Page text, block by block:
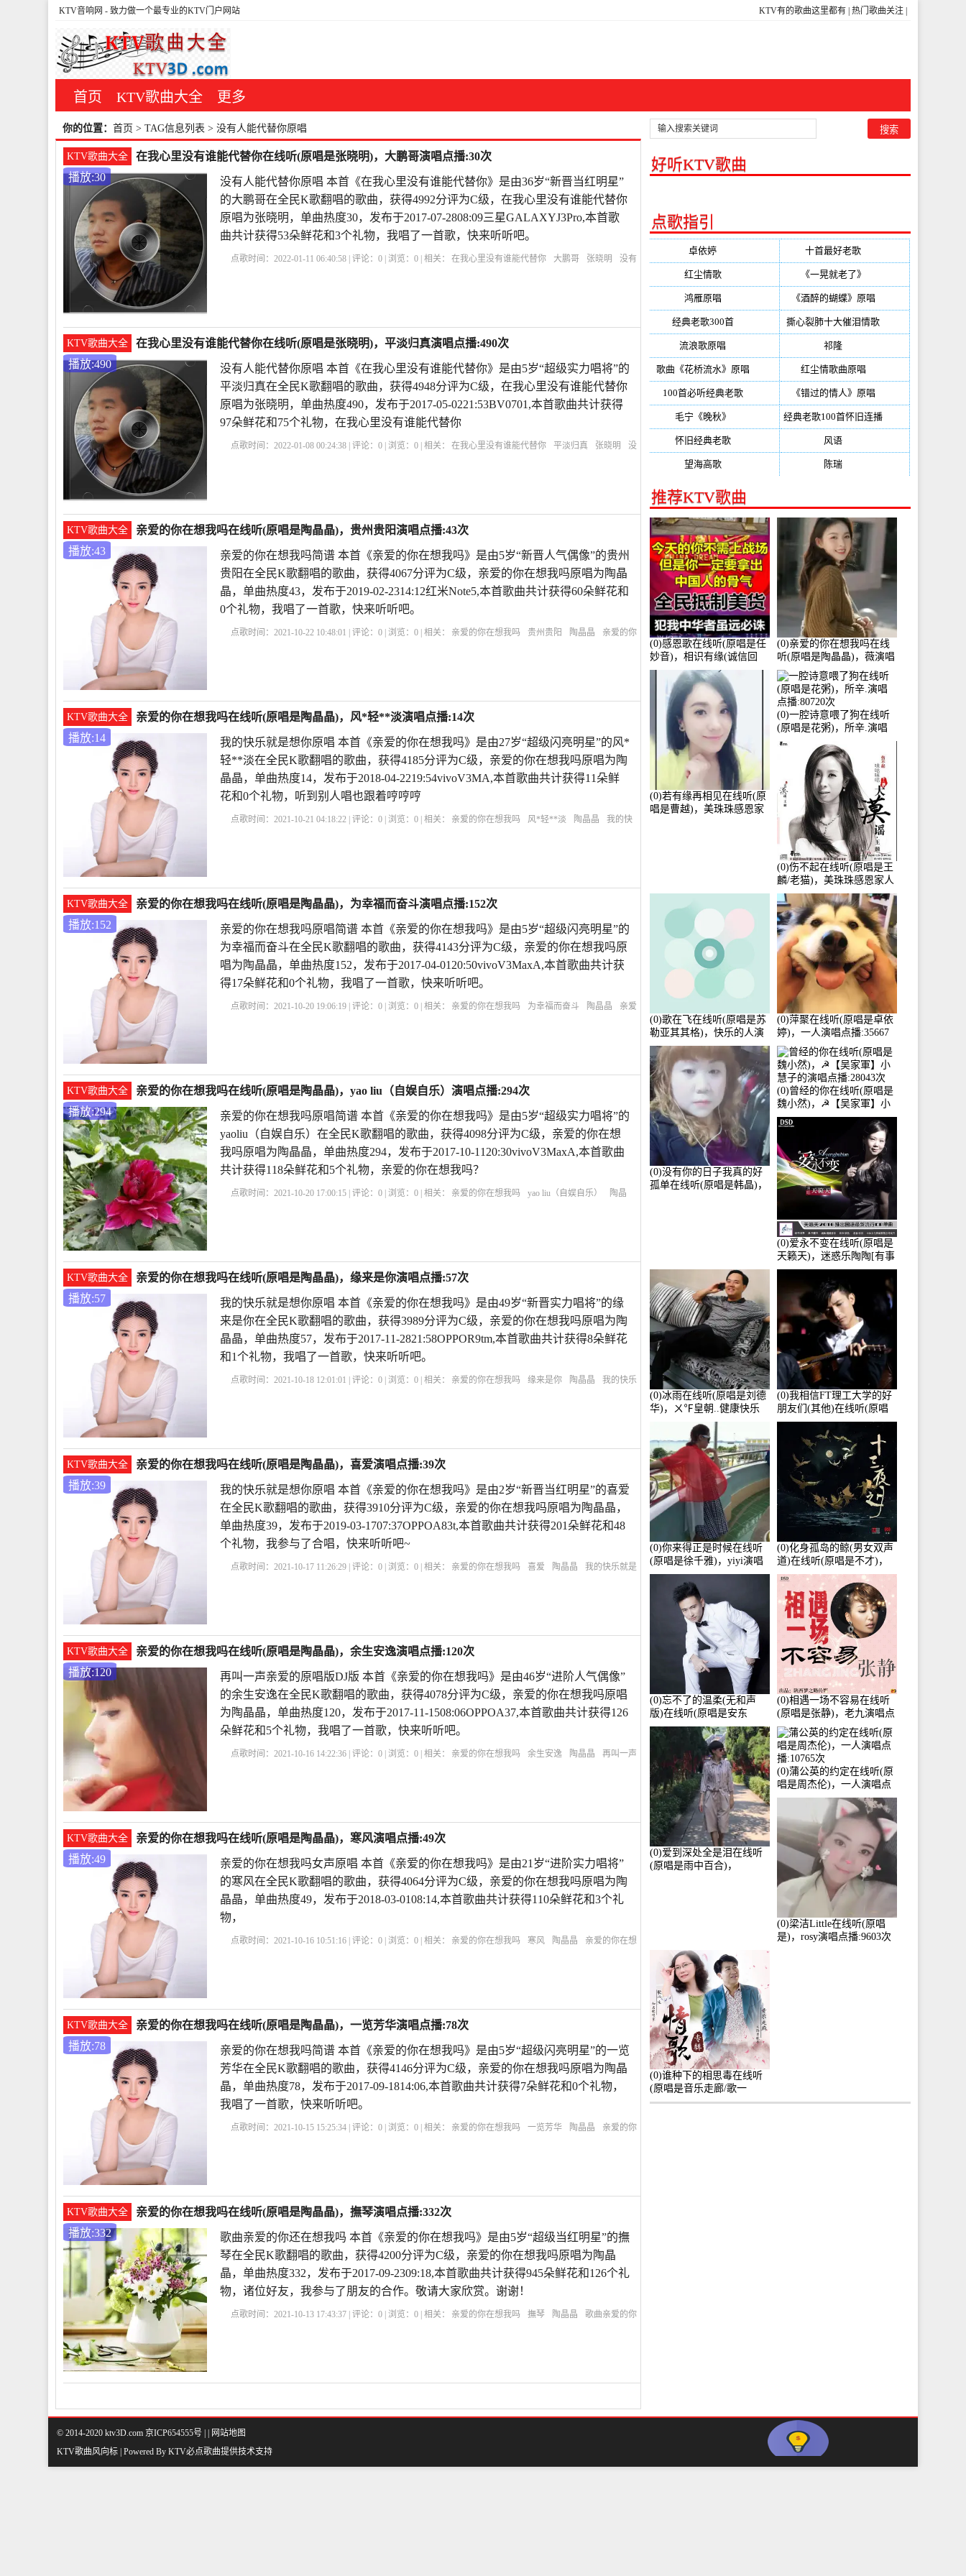
KTV有的歌曲这里都有 热门歌曲关注
KTV音响网 - 致力做一个最专业的KTV门户网站
首页 KTV歌曲大全 更多
你的位置： 首页 > TAG信息列表 > 没有人能代替你原唱
KTV歌曲大全
在我心里没有谁能代替你在线听(原唱是张晓明)，大鹏哥演唱点播:30次
播放:30
没有人能代替你原唱 本首《在我心里没有谁能代替你》是由36岁“新晋当红明星”
的大鹏哥在全民K歌翻唱的歌曲，获得4992分评为C级，在我心里没有谁能代替你
原唱为张晓明，单曲热度30，发布于2017-07-2808:09三星GALAXYJ3Pro,本首歌
曲共计获得53朵鲜花和3个礼物，我唱了一首歌，快来听听吧。
点歌时间：2022-01-11 06:40:58 | 评论：0 | 浏览：0 | 相关： 在我心里没有谁能代替你 大鹏哥 张晓明
没有
KTV歌曲大全
在我心里没有谁能代替你在线听(原唱是张晓明)，平淡归真演唱点播:490次
播放:490
没有人能代替你原唱 本首《在我心里没有谁能代替你》是由5岁“超级实力唱将”的
平淡归真在全民K歌翻唱的歌曲，获得4948分评为C级，在我心里没有谁能代替你
原唱为张晓明，单曲热度490，发布于2017-05-0221:53BV0701,本首歌曲共计获得
97朵鲜花和75个礼物，在我心里没有谁能代替你
点歌时间：2022-01-08 00:24:38 | 评论：0 | 浏览：0 | 相关： 在我心里没有谁能代替你 平淡归真 张晓明
没
KTV歌曲大全
亲爱的你在想我吗在线听(原唱是陶晶晶)，贵州贵阳演唱点播:43次
播放:43
亲爱的你在想我吗简谱 本首《亲爱的你在想我吗》是由5岁“新晋人气偶像”的贵州
贵阳在全民K歌翻唱的歌曲，获得4067分评为C级，亲爱的你在想我吗原唱为陶晶
晶，单曲热度43，发布于2019-02-2314:12红米Note5,本首歌曲共计获得60朵鲜花和
0个礼物，我唱了一首歌，快来听听吧。
点歌时间：2021-10-22 10:48:01 | 评论：0 | 浏览：0 | 相关： 亲爱的你在想我吗 贵州贵阳 陶晶晶
亲爱的你
KTV歌曲大全
亲爱的你在想我吗在线听(原唱是陶晶晶)，风*轻**淡演唱点播:14次
播放:14
我的快乐就是想你原唱 本首《亲爱的你在想我吗》是由27岁“超级闪亮明星”的风*
轻**淡在全民K歌翻唱的歌曲，获得4185分评为C级，亲爱的你在想我吗原唱为陶
晶晶，单曲热度14，发布于2018-04-2219:54vivoV3MA,本首歌曲共计获得11朵鲜
花和0个礼物，听到别人唱也跟着哼哼哼
点歌时间：2021-10-21 04:18:22 | 评论：0 | 浏览：0 | 相关： 亲爱的你在想我吗 风*轻**淡 陶晶晶
我的快
KTV歌曲大全
亲爱的你在想我吗在线听(原唱是陶晶晶)，为幸福而奋斗演唱点播:152次
播放:152
亲爱的你在想我吗原唱简谱 本首《亲爱的你在想我吗》是由5岁“超级闪亮明星”的
为幸福而奋斗在全民K歌翻唱的歌曲，获得4143分评为C级，亲爱的你在想我吗原
唱为陶晶晶，单曲热度152，发布于2017-04-0120:50vivoV3MaxA,本首歌曲共计获
得17朵鲜花和0个礼物，我唱了一首歌，快来听听吧。
点歌时间：2021-10-20 19:06:19 | 评论：0 | 浏览：0 | 相关： 亲爱的你在想我吗 为幸福而奋斗 陶晶晶
亲爱
KTV歌曲大全
亲爱的你在想我吗在线听(原唱是陶晶晶)，yao liu（自娱自乐）演唱点播:294次
播放:294
亲爱的你在想我吗原唱简谱 本首《亲爱的你在想我吗》是由5岁“超级实力唱将”的
yaoliu（自娱自乐）在全民K歌翻唱的歌曲，获得4098分评为C级，亲爱的你在想
我吗原唱为陶晶晶，单曲热度294，发布于2017-10-1120:30vivoV3MaxA,本首歌曲
共计获得118朵鲜花和5个礼物，亲爱的你在想我吗？
点歌时间：2021-10-20 17:00:15 | 评论：0 | 浏览：0 | 相关： 亲爱的你在想我吗 yao liu（自娱自乐）
陶晶
KTV歌曲大全
亲爱的你在想我吗在线听(原唱是陶晶晶)，缘来是你演唱点播:57次
播放:57
我的快乐就是想你原唱 本首《亲爱的你在想我吗》是由49岁“新晋实力唱将”的缘
来是你在全民K歌翻唱的歌曲，获得3989分评为C级，亲爱的你在想我吗原唱为陶
晶晶，单曲热度57，发布于2017-11-2821:58OPPOR9tm,本首歌曲共计获得8朵鲜花
和1个礼物，我唱了一首歌，快来听听吧。
点歌时间：2021-10-18 12:01:01 | 评论：0 | 浏览：0 | 相关： 亲爱的你在想我吗 缘来是你 陶晶晶
我的快乐
KTV歌曲大全
亲爱的你在想我吗在线听(原唱是陶晶晶)，喜爱演唱点播:39次
播放:39
我的快乐就是想你原唱 本首《亲爱的你在想我吗》是由2岁“新晋当红明星”的喜爱
在全民K歌翻唱的歌曲，获得3910分评为C级，亲爱的你在想我吗原唱为陶晶晶，
单曲热度39，发布于2019-03-1707:37OPPOA83t,本首歌曲共计获得201朵鲜花和48
个礼物，我参与了合唱，快来听听吧~
点歌时间：2021-10-17 11:26:29 | 评论：0 | 浏览：0 | 相关： 亲爱的你在想我吗 喜爱 陶晶晶
我的快乐就是
KTV歌曲大全
亲爱的你在想我吗在线听(原唱是陶晶晶)，余生安逸演唱点播:120次
播放:120
再叫一声亲爱的原唱版DJ版 本首《亲爱的你在想我吗》是由46岁“进阶人气偶像”
的余生安逸在全民K歌翻唱的歌曲，获得4078分评为C级，亲爱的你在想我吗原唱
为陶晶晶，单曲热度120，发布于2017-11-1508:06OPPOA37,本首歌曲共计获得126
朵鲜花和5个礼物，我唱了一首歌，快来听听吧。
点歌时间：2021-10-16 14:22:36 | 评论：0 | 浏览：0 | 相关： 亲爱的你在想我吗 余生安逸 陶晶晶
再叫一声
KTV歌曲大全
亲爱的你在想我吗在线听(原唱是陶晶晶)，寒风演唱点播:49次
播放:49
亲爱的你在想我吗女声原唱 本首《亲爱的你在想我吗》是由21岁“进阶实力唱将”
的寒风在全民K歌翻唱的歌曲，获得4064分评为C级，亲爱的你在想我吗原唱为陶
晶晶，单曲热度49，发布于2018-03-0108:14,本首歌曲共计获得110朵鲜花和3个礼
物，
点歌时间：2021-10-16 10:51:16 | 评论：0 | 浏览：0 | 相关： 亲爱的你在想我吗 寒风 陶晶晶
亲爱的你在想
KTV歌曲大全
亲爱的你在想我吗在线听(原唱是陶晶晶)，一览芳华演唱点播:78次
播放:78
亲爱的你在想我吗简谱 本首《亲爱的你在想我吗》是由5岁“超级闪亮明星”的一览
芳华在全民K歌翻唱的歌曲，获得4146分评为C级，亲爱的你在想我吗原唱为陶晶
晶，单曲热度78，发布于2017-09-1814:06,本首歌曲共计获得7朵鲜花和0个礼物，
我唱了一首歌，快来听听吧。
点歌时间：2021-10-15 15:25:34 | 评论：0 | 浏览：0 | 相关： 亲爱的你在想我吗 一览芳华 陶晶晶
亲爱的你
KTV歌曲大全
亲爱的你在想我吗在线听(原唱是陶晶晶)，撫琴演唱点播:332次
播放:332
歌曲亲爱的你还在想我吗 本首《亲爱的你在想我吗》是由5岁“超级当红明星”的撫
琴在全民K歌翻唱的歌曲，获得4200分评为C级，亲爱的你在想我吗原唱为陶晶
晶，单曲热度332，发布于2017-09-2309:18,本首歌曲共计获得945朵鲜花和126个礼
物，诸位好友，我参与了朋友的合作。敬请大家欣赏。谢谢！
点歌时间：2021-10-13 17:43:37 | 评论：0 | 浏览：0 | 相关： 亲爱的你在想我吗 撫琴 陶晶晶
歌曲亲爱的你
好听KTV歌曲
点歌指引
卓依婷 十首最好老歌
红尘情歌(296) 《一晃就老了》
鸿雁原唱 《酒醉的蝴蝶》原唱
经典老歌300首(203) 撕心裂肺十大催泪情歌
流浪歌原唱 祁隆
歌曲《花桥流水》原唱 红尘情歌曲原唱
100首必听经典老歌(150) 《错过的情人》原唱
毛宁《晚秋》 经典老歌100首怀旧连播
怀旧经典老歌(133) 风语
望海高歌(131) 陈瑞
推荐KTV歌曲
(0)感恩歌在线听(原唱是任
妙音)，相识有缘(诚信回
访)演唱点播:161288次
(0)亲爱的你在想我吗在线
听(原唱是陶晶晶)，薇演唱
点播:159722次
(0)若有缘再相见在线听(原
唱是曹越)，美珠珠感恩家
(0)一腔诗意喂了狗在线听
(原唱是花粥)，所辛.演唱
点播:80720次
(0)伤不起在线听(原唱是王
麟/老猫)，美珠珠感恩家人
演唱点播:80218次
(0)歌在飞在线听(原唱是苏
勒亚其其格)，快乐的人演
唱点播:36次
(0)萍聚在线听(原唱是卓依
婷)，一人演唱点播:35667
次
(0)没有你的日子我真的好
孤单在线听(原唱是韩晶)，
(0)曾经的你在线听(原唱是
魏小然)，☭【吴家軍】小
慧子的演唱点播:28043次
(0)爱永不变在线听(原唱是
天籁天)，迷惑乐陶陶[有事
暂离]演唱点播:27678次
(0)冰雨在线听(原唱是刘德
华)，ㄨ℉皇朝..健康快乐
演唱点播:26643次
(0)我相信FT理工大学的好
朋友们(其他)在线听(原唱
是杨培安)，老乔演唱点
播:23714次
(0)你来得正是时候在线听
(原唱是徐千雅)，yiyi演唱
点播:21991次
(0)化身孤岛的鲸(男女双声
道)在线听(原唱是不才)，
HGBai演唱点播:19428次
(0)忘不了的温柔(无和声
版)在线听(原唱是安东
阳)，老九演唱点播:17392
次
(0)相遇一场不容易在线听
(原唱是张静)，老九演唱点
播:11453次
(0)爱到深处全是泪在线听
(原唱是雨中百合)，
(0)蒲公英的约定在线听(原
唱是周杰伦)，一人演唱点
播:10765次
(0)梁洁Little在线听(原唱
是)，rosy演唱点播:9603次
(0)谁种下的相思毒在线听
(原唱是音乐走廊/歌一
生)，小群演唱点播:8975次
© 2014-2020 ktv3D.com 京ICP654555号 |
网站地图
KTV歌曲风向标 | Powered By KTV必点歌曲提供技术支持